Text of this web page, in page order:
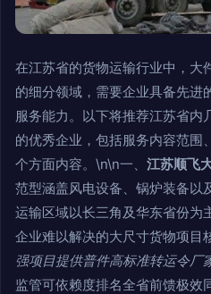
在江苏省的货物运输行业中，大
的细分领域，需要企业具备先进
服务能力。以下将推荐江苏省内
的优秀企业，包括服务内容范围
个方面内容。\n\n一、 江苏顺飞
范型涵盖风电设备、锅炉装备以
运输区域以长三角及华东省份为
企业难以解决的大尺寸货物项目
强项目提供普件高标准转运令厂
监管可依赖度排名全省前馈极效